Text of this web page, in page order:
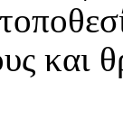
και